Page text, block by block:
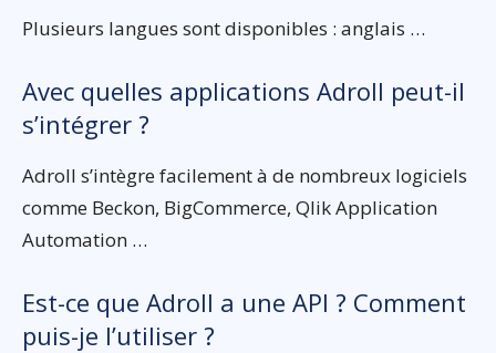
Plusieurs langues sont disponibles : anglais …
Avec quelles applications Adroll peut-il
s’intégrer ?
Adroll s’intègre facilement à de nombreux logiciels
comme Beckon, BigCommerce, Qlik Application
Automation …
Est-ce que Adroll a une API ? Comment
puis-je l’utiliser ?